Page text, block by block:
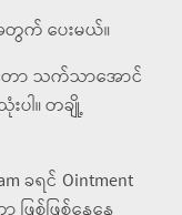
တွက် ပေးမယ်။
းတာ သက်သာအောင်
ပါ။ တချို့
ခရင် Ointment